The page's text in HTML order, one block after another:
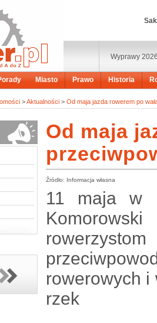
Wyprawy
Miasto Prawo Historia
>Aktualności > Od maja jazda rowerem po
Od maja
Źródło: Informacja własna
11 maja w
rowerowych i
rzek